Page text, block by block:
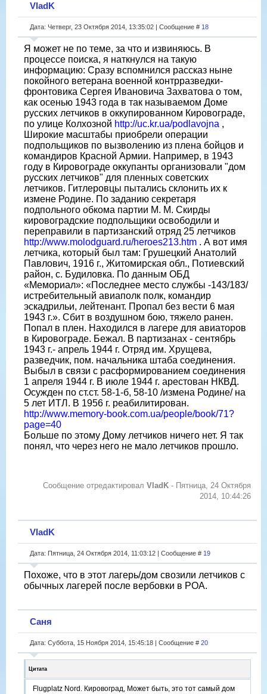
VladK
Дата: Четверг, 23 Октября 2014, 13:35:02 | Сообщение # 18
Я может не по теме, за что и извиняюсь. В
процессе поиска, я наткнулся на такую
информацию: Сразу вспомнился рассказ ныне
покойного ветерана военной контр­разведки-
фронтовика Сергея Ивановича Захватова о том,
как осенью 1943 года в так называемом Доме
русских летчиков в оккупированном Кировограде,
по улице Колхозной http://uc.kr.ua/podlavojna ,
Широкие масштабы приобрели операции
подпольщиков по вызволению из плена бойцов и
командиров Красной Армии. Например, в 1943
году в Кировограде оккупанты организовали "дом
русских летчиков" для пленных советских
летчиков. Гитлеровцы пытались склонить их к
измене Родине. По заданию секретаря
подпольного обкома партии М. М. Скирды
кировоградские подпольщики освободили и
переправили в партизанский отряд 25 летчиков
http://www.molodguard.ru/heroes213.htm . А вот имя
летчика, который был там: Грушецкий Анатолий
Павлович, 1916 г., Житомирская обл., Потиевский
район, с. Будиловка. По данным ОБД
«Мемориал»: «Последнее место службы -143/183/
истребительный авиаполк полк, командир
эскадрильи, лейтенант. Пропал без вести 6 мая
1943 г.». Сбит в воздушном бою, тяжело ранен.
Попал в плен. Находился в лагере для авиаторов
в Кировограде. Бежал. В партизанах - сентябрь
1943 г.- апрель 1944 г. Отряд им. Хрущева,
разведчик, пом. начальника штаба соединения.
Выбыл в связи с расформированием соединения
1 апреля 1944 г. В июле 1944 г. арестован НКВД.
Осужден по ст.ст. 58-1-б, 58-10 /измена Родине/ на
5 лет ИТЛ. В 1956 г. реабилитирован.
http://www.memory-book.com.ua/people/book/71?
page=40
Больше по этому Дому летчиков ничего нет. Я так
понял, что через него не мало летчиков прошло.
Сообщение отредактировал VladK - Пятница, 24 Октября
2014, 10:44:26
VladK
Дата: Пятница, 24 Октября 2014, 11:03:12 | Сообщение # 19
Похоже, что в этот лагерь/дом свозили летчиков с
обычных лагерей после вербовки в РОА.
Саня
Дата: Суббота, 15 Ноября 2014, 15:45:18 | Сообщение # 20
Цитата
Flugplatz Nord. Кировоград, Может быть, это тот самый дом